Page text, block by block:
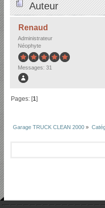
Auteur
26/02/2023 (Lu
Renaud
Administrateur
Néophyte
Messages: 31
Pages: [1]
Garage TRUCK CLEAN 2000 »